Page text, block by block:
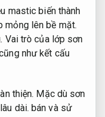
mastic biến thành
mỏng lên bề mặt.
Vai trò của lớp sơn
như kết cấu
thiện. Mặc dù sơn
dài. bán và sử